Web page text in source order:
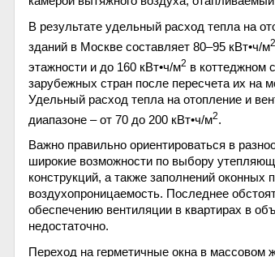
В результате удельный расход тепла на
зданий в Москве составляет 80–95 кВт•ч/м2
этажности и до 160 кВт•ч/м2 в коттеджном
зарубежных стран после пересчета их на
Удельный расход тепла на отопление и
диапазоне – от 70 до 200 кВт•ч/м2.
Важно правильно ориентироваться в
широкие возможности по выбору
конструкций, а также заполнений
воздухопроницаемость. Последнее
обеспечению вентиляции в квартирах в
недостаточно.
Переход на герметичные окна в